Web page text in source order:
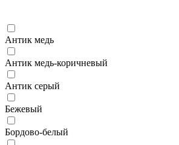
Антик медь
Антик медь-коричневый
Антик серый
Бежевый
Бордово-белый